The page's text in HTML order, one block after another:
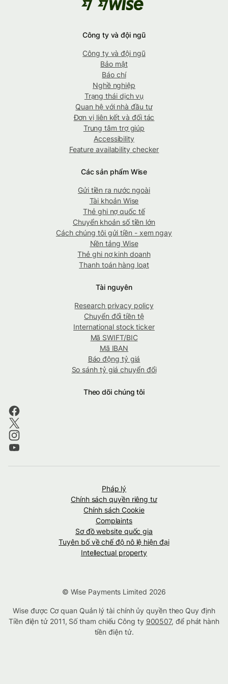
Công ty và đội ngũ
Công ty và đội ngũ
Bảo mật
Báo chí
Nghề nghiệp
Trạng thái dịch vụ
Quan hệ với nhà đầu tư
Đơn vị liên kết và đối tác
Trung tâm trợ giúp
Accessibility
Feature availability checker
Các sản phẩm Wise
Gửi tiền ra nước ngoài
Tài khoản Wise
Thẻ ghi nợ quốc tế
Chuyển khoản số tiền lớn
Cách chúng tôi gửi tiền - xem ngay
Nền tảng Wise
Thẻ ghi nợ kinh doanh
Thanh toán hàng loạt
Tài nguyên
Research privacy policy
Chuyển đổi tiền tệ
International stock ticker
Mã SWIFT/BIC
Mã IBAN
Báo động tỷ giá
So sánh tỷ giá chuyển đổi
Theo dõi chúng tôi
Pháp lý
Chính sách quyền riêng tư
Chính sách Cookie
Complaints
Sơ đồ website quốc gia
Tuyên bố về chế độ nô lệ hiện đại
Intellectual property
© Wise Payments Limited 2026
Wise được Cơ quan Quản lý tài chính ủy quyền theo Quy định
Tiền điện tử 2011, Số tham chiếu Công ty 900507, để phát hành
tiền điện tử.